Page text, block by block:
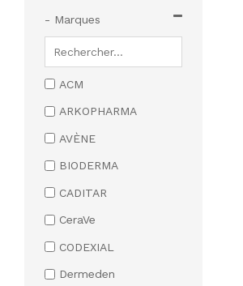
Shampooing Cheveux
Fins
Shampooing Cheveux
spécifiques
- Marques
ACM
ARKOPHARMA
AVÈNE
BIODERMA
CADITAR
CeraVe
CODEXIAL
Dermeden